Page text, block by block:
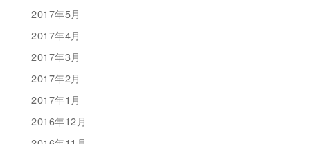
2017年5月
2017年4月
2017年3月
2017年2月
2017年1月
2016年12月